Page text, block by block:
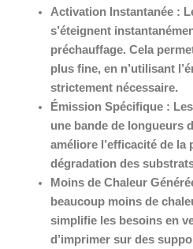
Activation Instantanée :
s’éteignent
préchauffage. Cela
plus fine, en n’utilisant
strictement nécessaire.
Émission Spécifique :
une bande de longueurs
améliore l’efficacité de
dégradation des
Moins de Chaleur
beaucoup moins de
simplifie les besoins en
d’imprimer sur des